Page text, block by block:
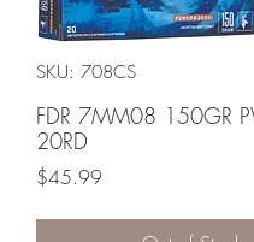
SKU: 708CS
FDR 7MM08 150GR
20RD
$45.99Price